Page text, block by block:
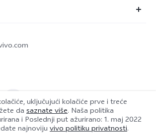
zemlju/region
uključujući kolačiće prve i treće
da saznate više. Naša politika
i Poslednji put ažurirano: 1. maj 2022
najnoviju vivo politiku privatnosti.